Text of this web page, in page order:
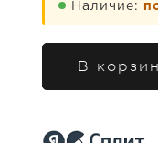
Наличие:
В